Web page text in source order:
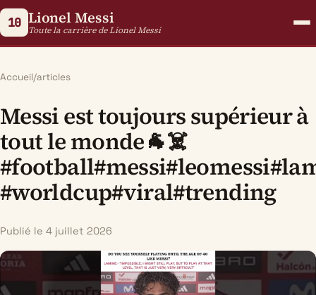
10 Lionel Messi
Toute la carrière de Lionel Messi
Accueil/articles
Messi est toujours supérieur à
tout le monde🐐☠️
#worldcup#viral#trending
Publié le 4 juillet 2026